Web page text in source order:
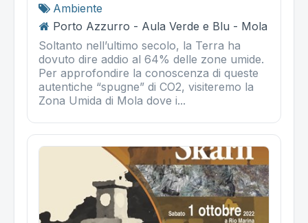
Ambiente
Porto Azzurro - Aula Verde e Blu - Mola
Soltanto nell’ultimo secolo, la Terra ha
dovuto dire addio al 64% delle zone umide.
Per approfondire la conoscenza di queste
autentiche “spugne” di CO2, visiteremo la
Zona Umida di Mola dove i...